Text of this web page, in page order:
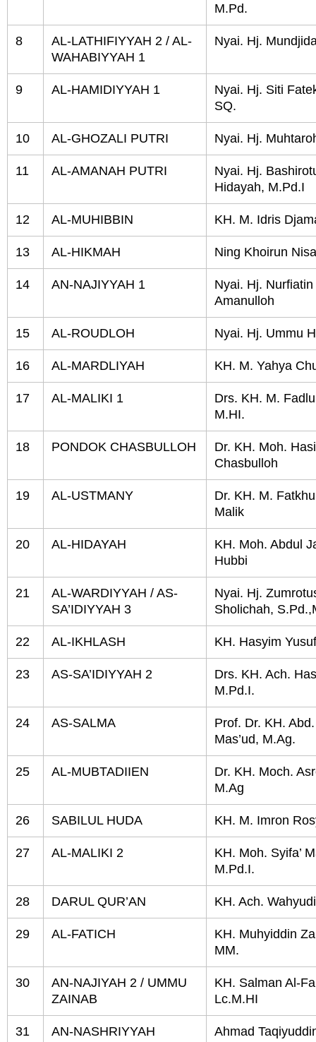
M.Pd.
8
AL-LATHIFIYYAH 2 / AL-
WAHABIYYAH 1
Nyai. Hj.
9 AL-HAMIDIYYAH 1
Nyai. Hj. Siti
SQ.
10 AL-GHOZALI PUTRI Nyai. Hj.
11 AL-AMANAH PUTRI
Nyai. Hj.
Hidayah, M.Pd.I
12 AL-MUHIBBIN KH. M. Idris
13 AL-HIKMAH Ning Khoirun
14 AN-NAJIYYAH 1
Nyai. Hj. Nurfiatin
Amanulloh
15 AL-ROUDLOH Nyai. Hj. Ummu
16 AL-MARDLIYAH KH. M. Yahya
17 AL-MALIKI 1
Drs. KH. M.
M.HI.
18 PONDOK CHASBULLOH
Dr. KH. Moh.
Chasbulloh
19 AL-USTMANY
Dr. KH. M.
Malik
20 AL-HIDAYAH
KH. Moh. Abdul
Hubbi
21
AL-WARDIYYAH / AS-
SA’IDIYYAH 3
Nyai. Hj.
Sholichah,
22 AL-IKHLASH KH. Hasyim
23 AS-SA’IDIYYAH 2
Drs. KH. Ach.
M.Pd.I.
24 AS-SALMA
Prof. Dr. KH.
Mas’ud, M.Ag.
25 AL-MUBTADIIEN
Dr. KH. Moch.
M.Ag
26 SABILUL HUDA KH. M. Imron
27 AL-MALIKI 2
KH. Moh. Syifa’
M.Pd.I.
28 DARUL QUR’AN KH. Ach.
29 AL-FATICH
KH. Muhyiddin
MM.
30
AN-NAJIYAH 2 / UMMU
ZAINAB
KH. Salman Al-
Lc.M.HI
31 AN-NASHRIYYAH Ahmad